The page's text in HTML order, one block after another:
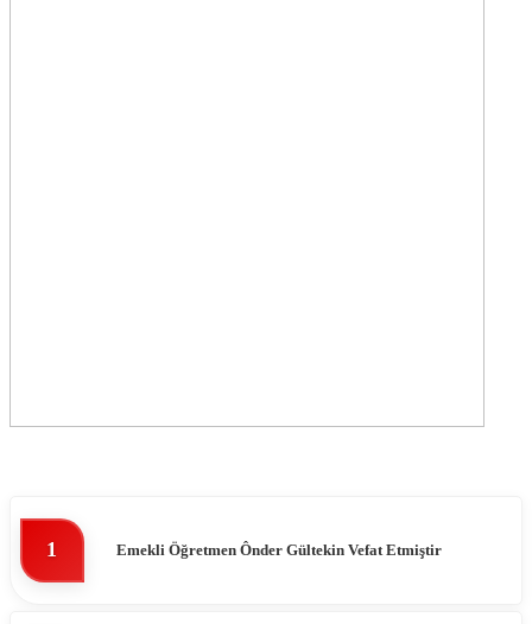
1 Emekli Öğretmen Ônder Gültekin Vefat Etmiştir